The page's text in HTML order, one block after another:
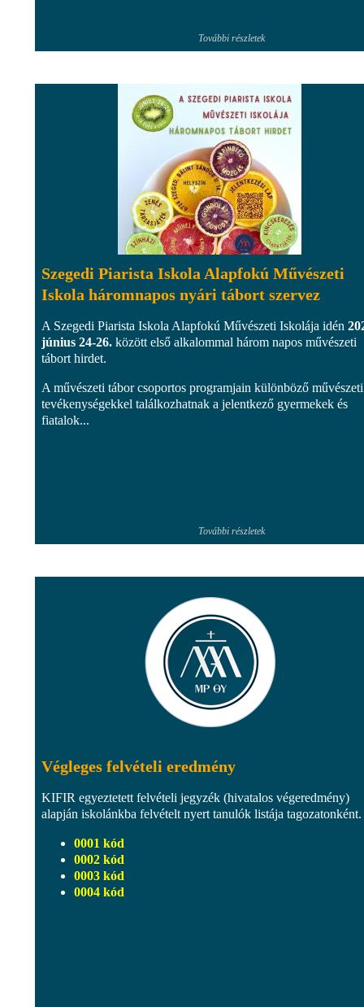
További részletek
Szegedi Piarista Iskola Alapfokú Művészeti
Iskola háromnapos nyári tábort szervez
A Szegedi Piarista Iskola Alapfokú Művészeti Iskolája idén
június 24-26. között első alkalommal három napos művészeti
tábort hirdet.
A művészeti tábor csoportos programjain különböző művészeti
tevékenységekkel találkozhatnak a jelentkező gyermekek és
fiatalok...
További részletek
Végleges felvételi eredmény
KIFIR egyeztetett felvételi jegyzék (hivatalos végeredmény)
alapján iskolánkba felvételt nyert tanulók listája tagozatonként.
0001 kód
0002 kód
0003 kód
0004 kód